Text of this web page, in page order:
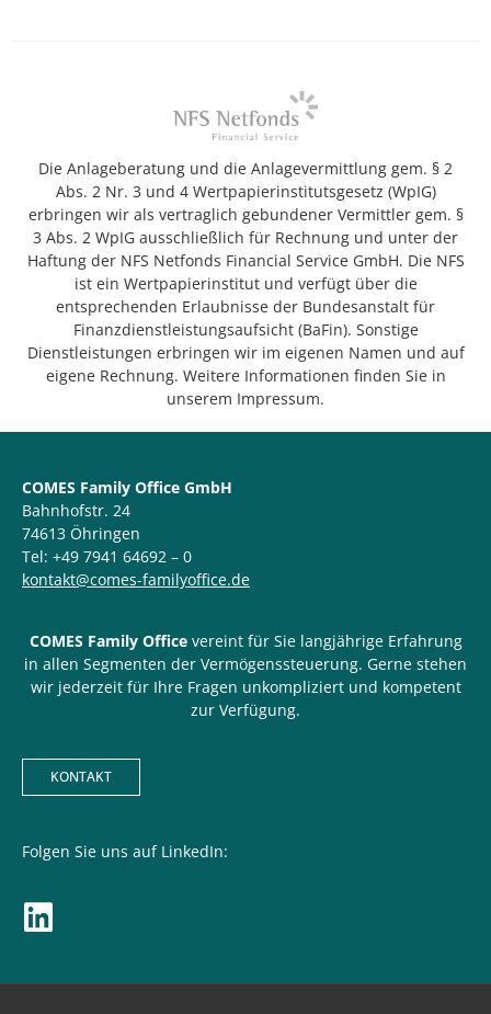
Die Anlageberatung und die Anlagevermittlung gem. § 2
Abs. 2 Nr. 3 und 4 Wertpapierinstitutsgesetz (WpIG)
erbringen wir als vertraglich gebundener Vermittler gem. §
3 Abs. 2 WpIG ausschließlich für Rechnung und unter der
Haftung der NFS Netfonds Financial Service GmbH. Die NFS
ist ein Wertpapierinstitut und verfügt über die
entsprechenden Erlaubnisse der Bundesanstalt für
Finanzdienstleistungsaufsicht (BaFin). Sonstige
Dienstleistungen erbringen wir im eigenen Namen und auf
eigene Rechnung. Weitere Informationen finden Sie in
unserem Impressum.
COMES Family Office GmbH
Bahnhofstr. 24
74613 Öhringen
Tel: +49 7941 64692 – 0
kontakt@comes-familyoffice.de
COMES Family Office vereint für Sie langjährige Erfahrung
in allen Segmenten der Vermögenssteuerung. Gerne stehen
wir jederzeit für Ihre Fragen unkompliziert und kompetent
zur Verfügung.
KONTAKT
Folgen Sie uns auf LinkedIn: